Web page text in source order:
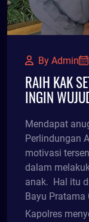
By Admin
RAIH KAK
INGIN
Mendapat
Perlindungan
motivasi
dalam
anak. Hal itu
Bayu
Kapolres